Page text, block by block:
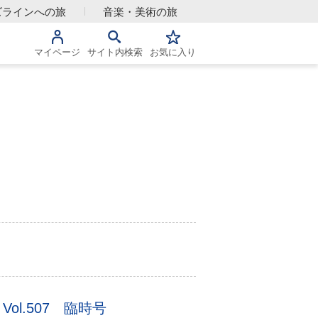
インへの旅 音楽・美術の旅
お気に入り
サイト内検索
マイページ
Vol.507 臨時号